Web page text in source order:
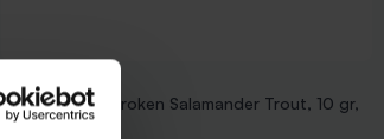
Skeddrag Sölvkroken Salamander Trout, 10 gr,
BL/C